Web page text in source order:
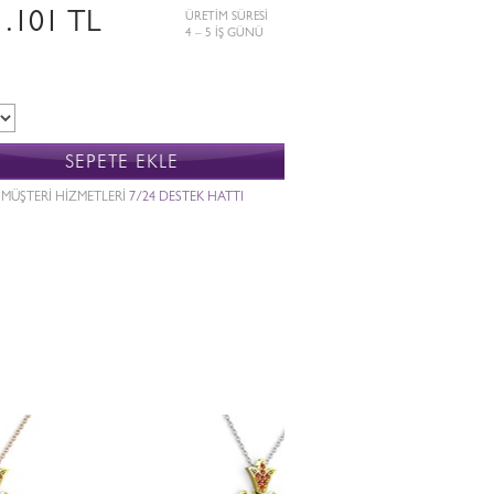
TL
ÜRETİM SÜRESİ
4 – 5 İŞ GÜNÜ
SEPETE EKLE
MÜŞTERİ HİZMETLERİ 7/24 DESTEK HATTI